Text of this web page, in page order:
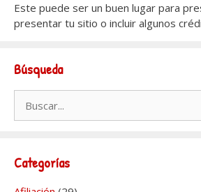
Este puede ser un buen lugar para
presentar tu sitio o incluir algunos
Búsqueda
Categorías